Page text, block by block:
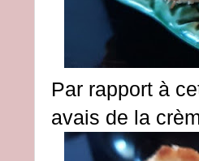
Par rapport à
avais de la